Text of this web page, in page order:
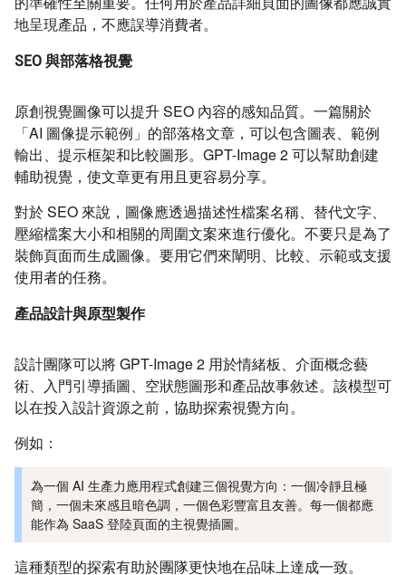
地呈現產品，不應誤導消費者。
SEO 與部落格視覺
原創視覺圖像可以提升 SEO 內容的感知品質。一篇關於
「AI 圖像提示範例」的部落格文章，可以包含圖表、範例
輸出、提示框架和比較圖形。GPT-Image 2 可以幫助創建
輔助視覺，使文章更有用且更容易分享。
對於 SEO 來說，圖像應透過描述性檔案名稱、替代文字、
壓縮檔案大小和相關的周圍文案來進行優化。不要只是為了
裝飾頁面而生成圖像。要用它們來闡明、比較、示範或支援
使用者的任務。
產品設計與原型製作
設計團隊可以將 GPT-Image 2 用於情緒板、介面概念藝
術、入門引導插圖、空狀態圖形和產品故事敘述。該模型可
以在投入設計資源之前，協助探索視覺方向。
例如：
為一個 AI 生產力應用程式創建三個視覺方向：一個冷靜且極
簡，一個未來感且暗色調，一個色彩豐富且友善。每一個都應
能作為 SaaS 登陸頁面的主視覺插圖。
這種類型的探索有助於團隊更快地在品味上達成一致。